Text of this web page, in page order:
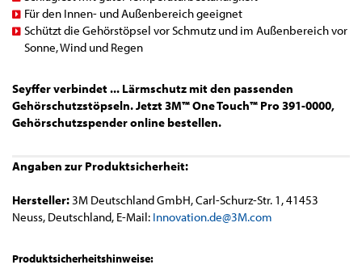
Für den Innen- und Außenbereich geeignet
Schützt die Gehörstöpsel vor Schmutz und im Außenbereich vor
Sonne, Wind und Regen
Seyffer verbindet ... Lärmschutz mit den passenden
Gehörschutzstöpseln. Jetzt 3M™ One Touch™ Pro 391-0000,
Gehörschutzspender online bestellen.
Angaben zur Produktsicherheit:
Hersteller:3M Deutschland GmbH, Carl-Schurz-Str. 1, 41453
Neuss, Deutschland, E-Mail: Innovation.de@3M.com
Produktsicherheitshinweise: